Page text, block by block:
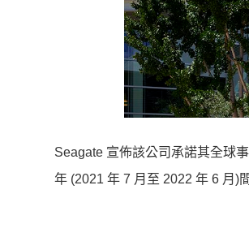
Seagate 宣佈該公司承諾其全球
年 (2021 年 7 月至 2022 年 6 月)